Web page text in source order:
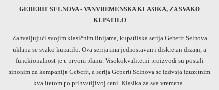
GEBERIT SELNOVA - VANVREMENSKA KLASIKA, ZA SVAKO
KUPATILO
Zahvaljujući svojim klasičnim linijama, kupatilska serija Geberit Selnova
uklapa se svako kupatilo. Ova serija ima jednostavan i diskretan dizajn, a
funckionalnost je u prvom planu. Visokokvalitetni proizvodi su postali
sinonim za kompaniju Geberit, a serija Geberit Selnova se izdvaja izuzetnim
kvalitetom po prihvatljivoj ceni. Klasika za sva vremena.